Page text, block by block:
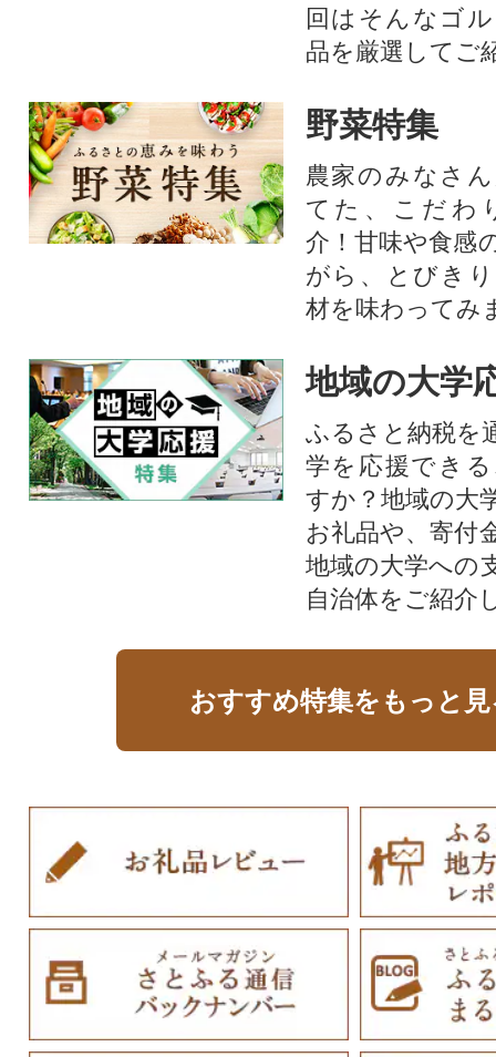
回はそんなゴ
品を厳選してご
野菜特集
農家のみなさ
てた、こだわ
介！甘味や食感
がら、とびき
材を味わってみ
地域の大学
ふるさと納税を
学を応援でき
すか？地域の大
お礼品や、寄付
地域の大学への
自治体をご紹介
おすすめ特集をもっと